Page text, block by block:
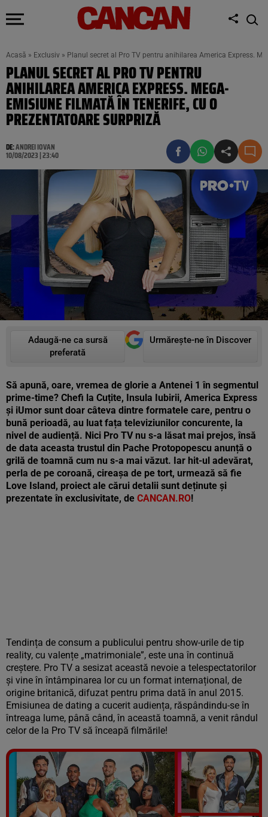
Acasă » Exclusiv » Planul secret al Pro TV pentru anihilarea America Express.
PLANUL SECRET AL PRO TV PENTRU
ANIHILAREA AMERICA EXPRESS. MEGA-
EMISIUNE FILMATĂ ÎN TENERIFE, CU O
PREZENTATOARE SURPRIZĂ
DE:ANDREI IOVAN
10/08/2023 | 23:40
Adaugă-ne ca sursă
preferată
Urmărește-ne în Discover
Să apună, oare, vremea de glorie a Antenei 1 în segmentul
prime-time? Chefi la Cuțite, Insula Iubirii, America Express
și iUmor sunt doar câteva dintre formatele care, pentru o
bună perioadă, au luat fața televiziunilor concurente, la
nivel de audiență. Nici Pro TV nu s-a lăsat mai prejos, însă
de data aceasta trustul din Pache Protopopescu anunță o
grilă de toamnă cum nu s-a mai văzut. Iar hit-ul adevărat,
perla de pe coroană, cireașa de pe tort, urmează să fie
Love Island, proiect ale cărui detalii sunt deținute și
prezentate în exclusivitate, de CANCAN.RO!
Tendința de consum a publicului pentru show-urile de tip
reality, cu valențe „matrimoniale”, este una în continuă
creștere. Pro TV a sesizat această nevoie a telespectatorilor
și vine în întâmpinarea lor cu un format internațional, de
origine britanică, difuzat pentru prima dată în anul 2015.
Emisiunea de dating a cucerit audiența, răspândindu-se în
întreaga lume, până când, în această toamnă, a venit rândul
celor de la Pro TV să înceapă filmările!